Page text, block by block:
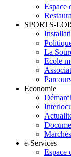
Espace
SPORTS-
La
Ecole
Economie
e-Services
Espace